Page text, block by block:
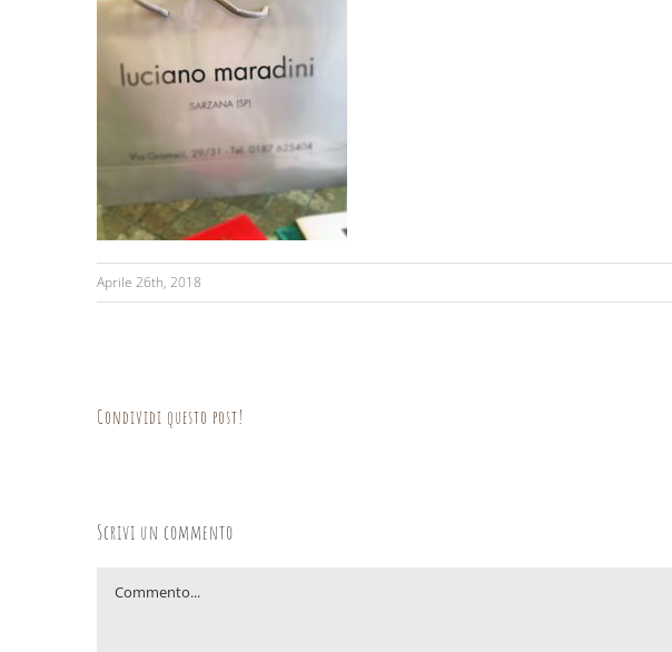
Aprile 26th, 2018
Condividi questo post!
Scrivi un commento